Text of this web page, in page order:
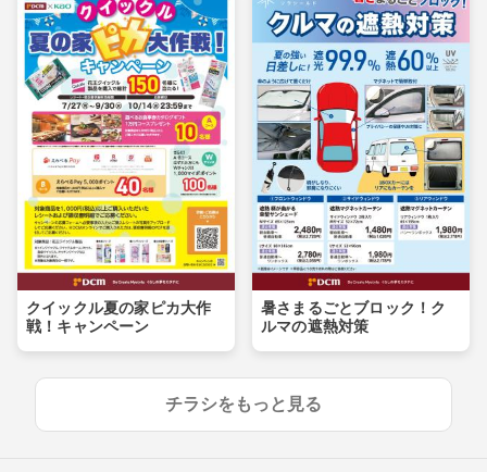
クイックル夏の家ピカ大作
戦！キャンペーン
暑さまるごとブロック！ク
ルマの遮熱対策
チラシをもっと見る